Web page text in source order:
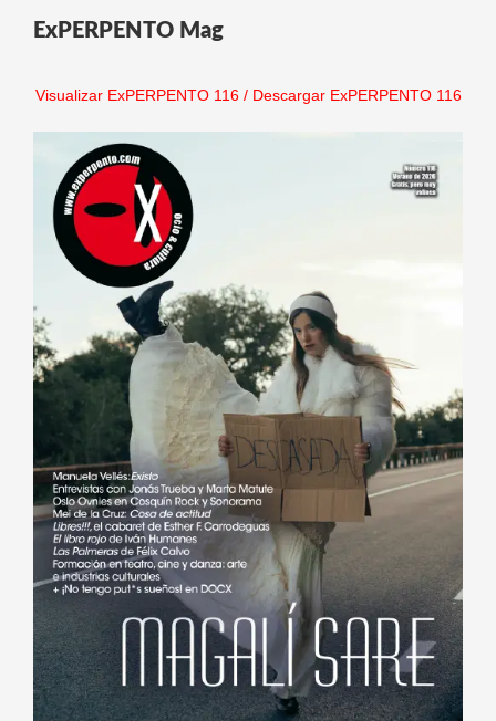
ExPERPENTO Mag
Visualizar ExPERPENTO 116/ Descargar ExPERPENTO 116